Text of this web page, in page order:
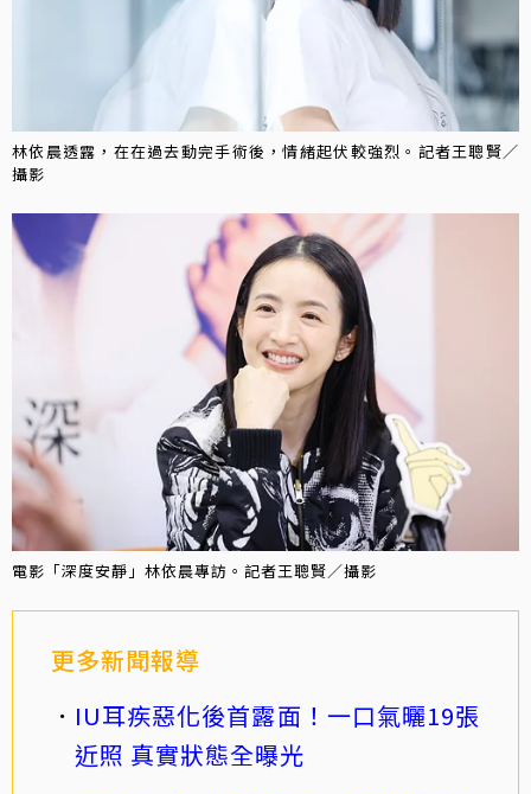
林依晨透露，在在過去動完手術後，情緒起伏較強烈。記者王聰賢／
攝影
電影「深度安靜」林依晨專訪。記者王聰賢／攝影
更多新聞報導
IU耳疾惡化後首露面！一口氣曬19張
近照 真實狀態全曝光